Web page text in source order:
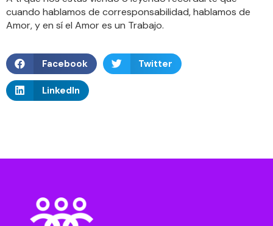
cuando hablamos de corresponsabilidad, hablamos de
Amor, y en sí el Amor es un Trabajo.
Facebook Twitter
LinkedIn